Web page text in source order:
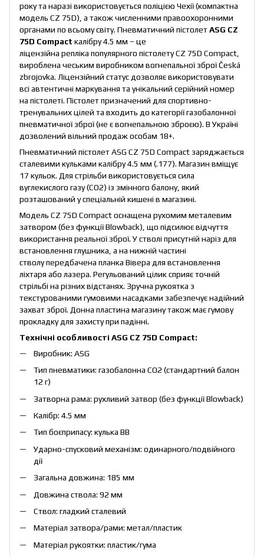
року та наразі використовується поліцією Чехії (компактна
модель CZ 75D), а також численними правоохоронними
органами по всьому світу. Пневматичний пістолетASG CZ
75D Compact калібру 4.5 мм – це
ліцензійна репліка популярного пістолету CZ 75D Compact,
вироблена чеським виробником вогнепальної зброї Česká
zbrojovka. Ліцензійний статус дозволяє використовувати
всі автентичні маркування та унікальний серійний номер
на пістолеті. Пістолет призначений для спортивно-
тренувальних цілей та входить до категорії газобалонної
пневматичної зброї (не є вогнепальною зброєю). В Україні
дозволений вільний продаж особам 18+.
Пневматичний пістолет ASG CZ 75D Compact заряджається
сталевими кульками калібру 4.5 мм (.177). Магазин вміщує
17 кульок. Для стрільби використовується сила
вуглекислого газу (CO2) із змінного балону, який
розташований у спеціальній кишені в магазині.
Модель CZ 75D Compact оснащена рухомим металевим
затвором (без функції Blowback), що підсилює відчуття
використання реальної зброї. У стволі присутній наріз для
встановлення глушника, а на нижній частині
стволу передбачена планка Вівера для встановлення
ліхтаря або лазера. Регульований цілик сприяє точній
стрільбі на різних відстанях. Зручна рукоятка з
текстурованими гумовими насадками забезпечує надійний
захват зброї. Донна пластина магазину також має гумову
прокладку для захисту при падінні.
Технічні особливості ASG CZ 75D Compact:
Виробник: ASG
Тип пневматики: газобалонна CO2 (стандартний балон
12 г)
Затворна рама: рухливий затвор (без функції Blowback)
Калібр: 4.5 мм
Тип боєприпасу: кулька BB
Ударно-спусковий механізм: одинарного/подвійного
дії
Загальна довжина: 185 мм
Довжина ствола: 92 мм
Ствол: гладкий сталевий
Матеріал затвора/рами: метал/пластик
Матеріал рукоятки: пластик/гума